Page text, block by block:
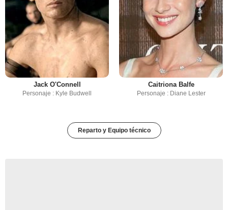
Jack O'Connell
Personaje : Kyle Budwell
Caitriona Balfe
Personaje : Diane Lester
Reparto y Equipo técnico